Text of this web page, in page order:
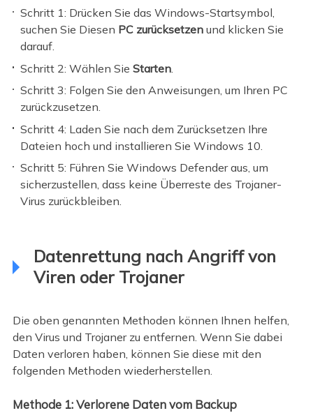
Schritt 1: Drücken Sie das Windows-Startsymbol,
suchen Sie Diesen PC zurücksetzen und klicken Sie
darauf.
Schritt 2: Wählen SieStarten
Schritt 3: Folgen Sie den Anweisungen, um Ihren PC
zurückzusetzen.
Schritt 4: Laden Sie nach dem Zurücksetzen Ihre
Dateien hoch und installieren Sie Windows 10.
Schritt 5: Führen Sie Windows Defender aus, um
sicherzustellen, dass keine Überreste des Trojaner-
Virus zurückbleiben.
Datenrettung nach Angriff von
Viren oder Trojaner
Die oben genannten Methoden können Ihnen helfen,
den Virus und Trojaner zu entfernen. Wenn Sie dabei
Daten verloren haben, können Sie diese mit den
folgenden Methoden wiederherstellen.
Methode 1: Verlorene Daten vom Backup